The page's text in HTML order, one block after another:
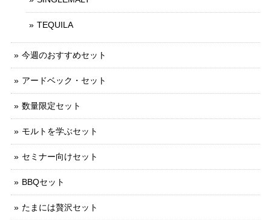
TEQUILA
今週のおすすめセット
アードベック・セット
数量限定セット
モルトを学ぶセット
セミナー向けセット
BBQセット
たまには贅沢セット